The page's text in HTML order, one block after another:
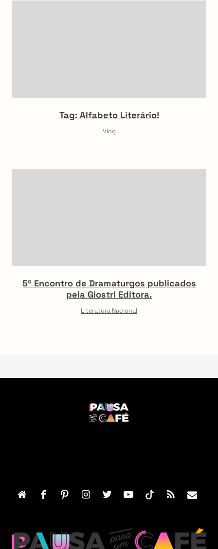
Tag: Alfabeto Literário!
Vlog
5º Encontro de Dramaturgos publicados
pela Giostri Editora.
Literatura Nacional
u